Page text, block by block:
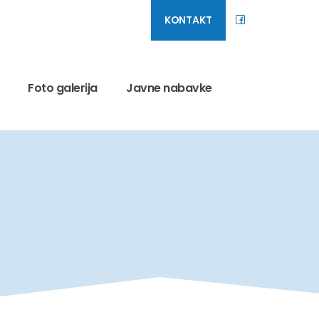
KONTAKT
Foto galerija Javne nabavke